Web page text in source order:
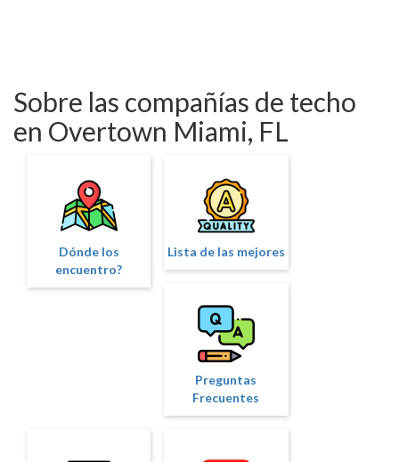
Sobre las compañías de techo
en Overtown Miami, FL
Dónde los
encuentro?
Lista de las mejores
Preguntas
Frecuentes